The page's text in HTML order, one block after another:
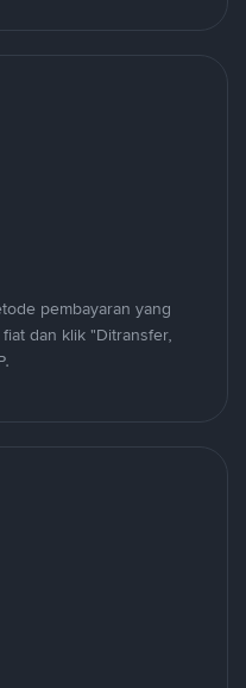
pembayaran yang
dan klik "Ditransfer,